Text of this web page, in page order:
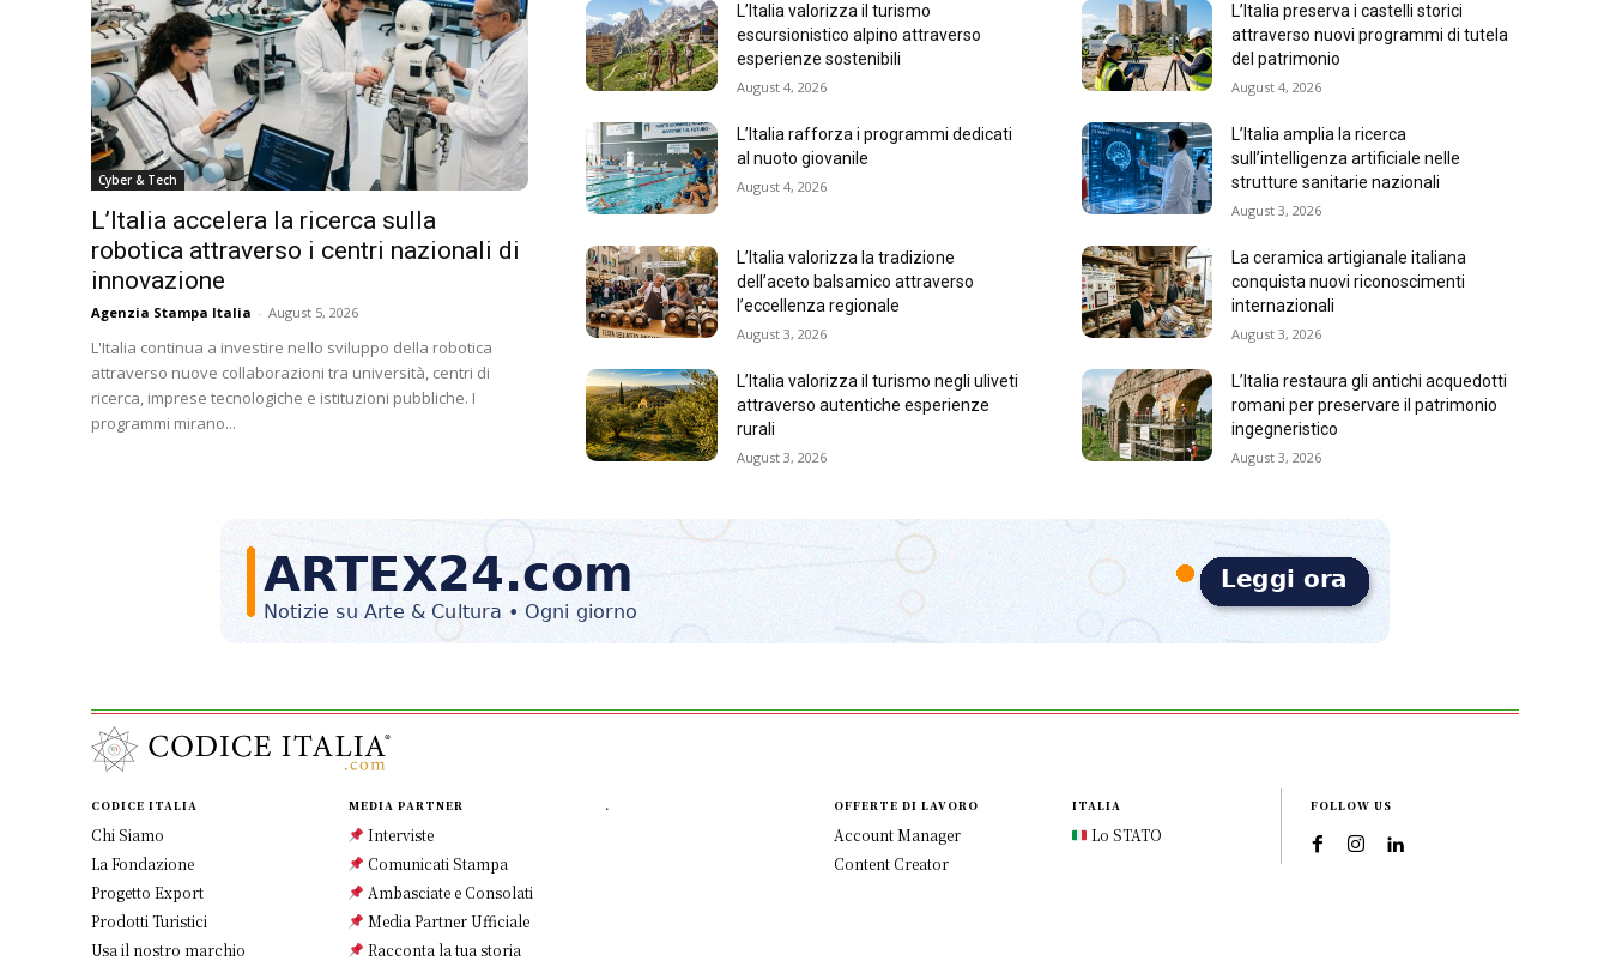
Cyber & Tech
L’Italia accelera la ricerca sulla
robotica attraverso i centri nazionali di
innovazione
Agenzia Stampa Italia - August 5, 2026
L'Italia continua a investire nello sviluppo della robotica
attraverso nuove collaborazioni tra università, centri di
ricerca, imprese tecnologiche e istituzioni pubbliche. I
programmi mirano...
L’Italia valorizza il turismo
escursionistico alpino attraverso
esperienze sostenibili
August 4, 2026
L’Italia preserva i castelli storici
attraverso nuovi programmi di tutela
del patrimonio
August 4, 2026
L’Italia rafforza i programmi dedicati
al nuoto giovanile
August 4, 2026
L’Italia amplia la ricerca
sull’intelligenza artificiale nelle
strutture sanitarie nazionali
August 3, 2026
L’Italia valorizza la tradizione
dell’aceto balsamico attraverso
l’eccellenza regionale
August 3, 2026
La ceramica artigianale italiana
conquista nuovi riconoscimenti
internazionali
August 3, 2026
L’Italia valorizza il turismo negli uliveti
attraverso autentiche esperienze
rurali
August 3, 2026
L’Italia restaura gli antichi acquedotti
romani per preservare il patrimonio
ingegneristico
August 3, 2026
CODICE ITALIA
Chi Siamo
La Fondazione
Progetto Export
Prodotti Turistici
Usa il nostro marchio
MEDIA PARTNER
Interviste
Comunicati Stampa
Ambasciate e Consolati
Media Partner Ufficiale
Racconta la tua storia
. OFFERTE DI LAVORO
Account Manager
Content Creator
ITALIA
Lo STATO
FOLLOW US